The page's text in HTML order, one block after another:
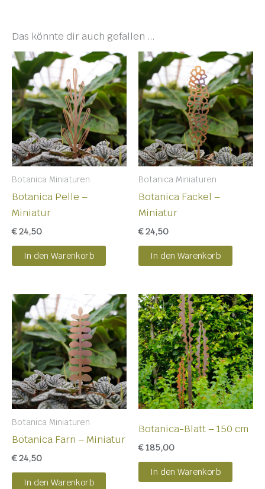
Das könnte dir auch gefallen …
Botanica Miniaturen
Botanica Pelle –
Miniatur
€24,50
In den Warenkorb
Botanica Miniaturen
Botanica Fackel –
Miniatur
€24,50
In den Warenkorb
Botanica Miniaturen
Botanica Farn – Miniatur
€24,50
In den Warenkorb
Botanica-Blatt – 150 cm
€185,00
In den Warenkorb